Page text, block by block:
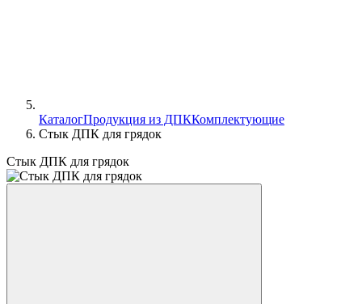
КаталогПродукция из ДПККомплектующие
Стык ДПК для грядок
Стык ДПК для грядок